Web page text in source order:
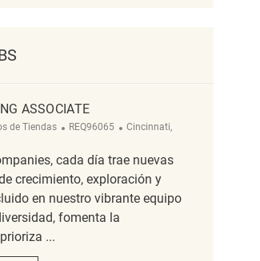
ASSOCIATE
de Tiendas ReqId
REQ96065 Ubicación
Cincinnati,
cada día trae nuevas
crecimiento, exploración y
en nuestro vibrante equipo
fomenta la
...